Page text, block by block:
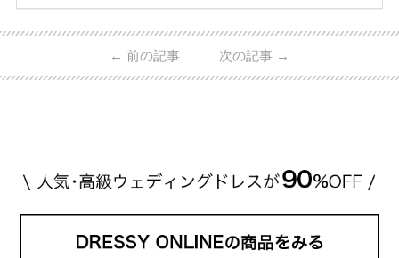
入が可能♩ コスパ的にも20代の若い夫婦に人気のよ
ビ 系 にて10月5日22時～スタートする水曜ドラマ『
#ファーストペンギン! 』で山藤 そよ役を演じます💁🏻‍♀️
← 前の記事 次の記事 →